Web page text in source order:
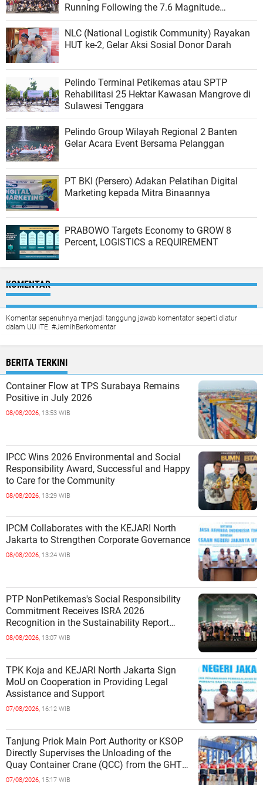
Running Following the 7.6 Magnitude
Earthquake
NLC (National Logistik Community) Rayakan
HUT ke-2, Gelar Aksi Sosial Donor Darah
Pelindo Terminal Petikemas atau SPTP
Rehabilitasi 25 Hektar Kawasan Mangrove di
Sulawesi Tenggara
Pelindo Group Wilayah Regional 2 Banten
Gelar Acara Event Bersama Pelanggan
PT BKI (Persero) Adakan Pelatihan Digital
Marketing kepada Mitra Binaannya
PRABOWO Targets Economy to GROW 8
Percent, LOGISTICS a REQUIREMENT
KOMENTAR
Komentar sepenuhnya menjadi tanggung jawab komentator seperti diatur
dalam UU ITE. #JernihBerkomentar
BERITA TERKINI
Container Flow at TPS Surabaya Remains
Positive in July 2026
08/08/2026, 13:53 WIB
IPCC Wins 2026 Environmental and Social
Responsibility Award, Successful and Happy
to Care for the Community
08/08/2026, 13:29 WIB
IPCM Collaborates with the KEJARI North
Jakarta to Strengthen Corporate Governance
08/08/2026, 13:24 WIB
PTP NonPetikemas's Social Responsibility
Commitment Receives ISRA 2026
Recognition in the Sustainability Report
Category
08/08/2026, 13:07 WIB
TPK Koja and KEJARI North Jakarta Sign
MoU on Cooperation in Providing Legal
Assistance and Support
07/08/2026, 16:12 WIB
Tanjung Priok Main Port Authority or KSOP
Directly Supervises the Unloading of the
Quay Container Crane (QCC) from the GHT
Marimas Ship at the North J
07/08/2026, 15:17 WIB